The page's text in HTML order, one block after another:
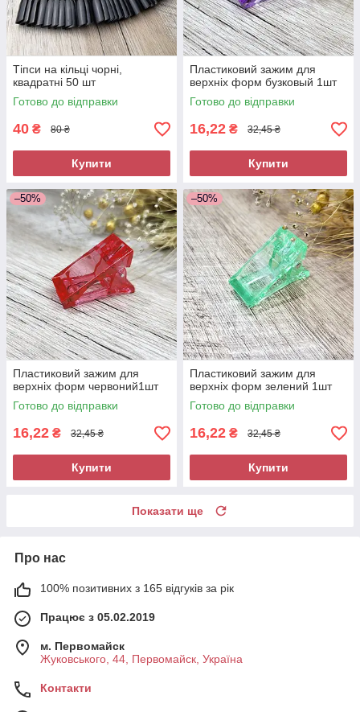
Тіпси на кільці чорні,
квадратні 50 шт
Готово до відправки
40 ₴ 80 ₴
Купити
Пластиковий зажим для
верхніх форм бузковый 1шт
Готово до відправки
16,22 ₴ 32,45 ₴
Купити
–50%
Пластиковий зажим для
верхніх форм червоний1шт
Готово до відправки
16,22 ₴ 32,45 ₴
Купити
–50%
Пластиковий зажим для
верхніх форм зелений 1шт
Готово до відправки
16,22 ₴ 32,45 ₴
Купити
Показати ще
Про нас
100% позитивних з 165 відгуків за рік
Працює з 05.02.2019
м. Первомайск
Жуковського, 44, Первомайск, Україна
Контакти